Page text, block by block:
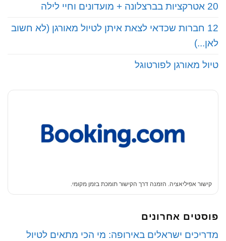
20 אטרקציות בברצלונה + מועדונים וחיי לילה
12 חברות שכדאי לצאת איתן לטיול מאורגן (לא חשוב
לאן...)
טיול מאורגן לפורטוגל
קישור אפיליאציה. הזמנה דרך הקישור תומכת בזמן מקומי.
פוסטים אחרונים
‏מדריכים ישראלים באירופה: מי הכי מתאים לטיול